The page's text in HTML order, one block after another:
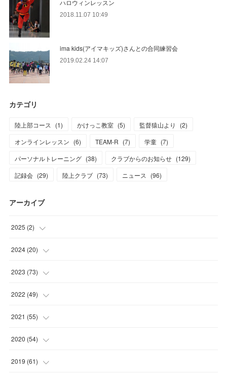
ハロウィンレッスン
2018.11.07 10:49
ima kids(アイマキッズ)さんとの合同練習会
2019.02.24 14:07
カテゴリ
陸上部コース (1) かけっこ教室 (5) 監督猿山より (2)
オンラインレッスン (6) TEAM-R (7) 学童 (7)
パーソナルトレーニング (38) クラブからのお知らせ (129)
記録会 (29) 陸上クラブ (73) ニュース (96)
アーカイブ
2025 (2)
(1
(1
2024 (20)
(1
(2
(1
(1
2023 (73)
(5
(7
(7
(6
2022 (49)
(2
(8
(8
2021 (55)
(4
(8
2020 (54)
(4
2019 (61)